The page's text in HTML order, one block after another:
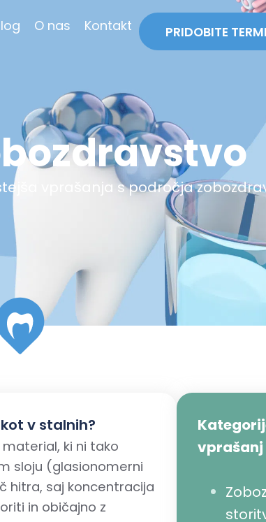
O nas Kontakt PRIDOBITE
vprašanja s področja
v stalnih?
ki ni tako
sloju (glasionomerni
hitra, saj koncentracija
in običajno z
vprašanj